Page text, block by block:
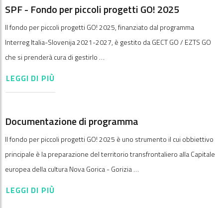
SPF - Fondo per piccoli progetti GO! 2025
Il fondo per piccoli progetti GO! 2025, finanziato dal programma
Interreg Italia-Slovenija 2021-2027, è gestito da GECT GO / EZTS GO
che si prenderà cura di gestirlo …
LEGGI DI PIÙ
Documentazione di programma
Il fondo per piccoli progetti GO! 2025 è uno strumento il cui obbiettivo
principale è la preparazione del territorio transfrontaliero alla Capitale
europea della cultura Nova Gorica - Gorizia …
LEGGI DI PIÙ